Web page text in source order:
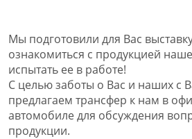
Мы подготовили для Вас
ознакомиться с продукцией
испытать ее в работе!
С целью заботы о Вас и наших с
предлагаем трансфер к нам в
автомобиле для обсуждения
продукции.